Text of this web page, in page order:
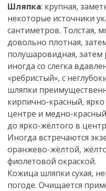
Шляпка: крупная,
некоторые источники
сантиметров. Толстая,
довольно плотная,
полушаровидная, затем
иногда со слегка
«ребристый», с
шляпки
кирпично-красный,
центре и медно-
до ярко-жёлтого в
Иногда встречаются
оранжево-жёлтой,
фиолетовой окраской.
Кожица шляпки сухая,
погоде. Очищается